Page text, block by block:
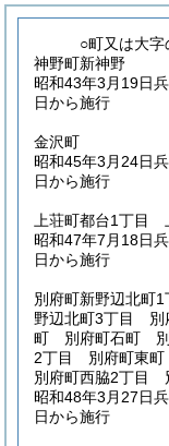
○町又は大字
神野町新神野
昭和43年3月19日
日から施行
金沢町
昭和45年3月24日
日から施行
上荘町都台1丁目
昭和47年7月18日
日から施行
別府町新野辺北
野辺北町3丁目
町 別府町石町 別
2丁目 別府町東
別府町西脇2丁目
昭和48年3月27日
日から施行